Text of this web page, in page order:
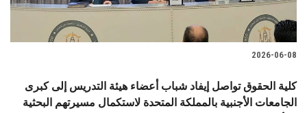
2026-06-08
كلية الحقوق تواصل إيفاد شباب أعضاء هيئة التدريس إلى كبرى
الجامعات الأجنبية بالمملكة المتحدة لاستكمال مسيرتهم البحثية